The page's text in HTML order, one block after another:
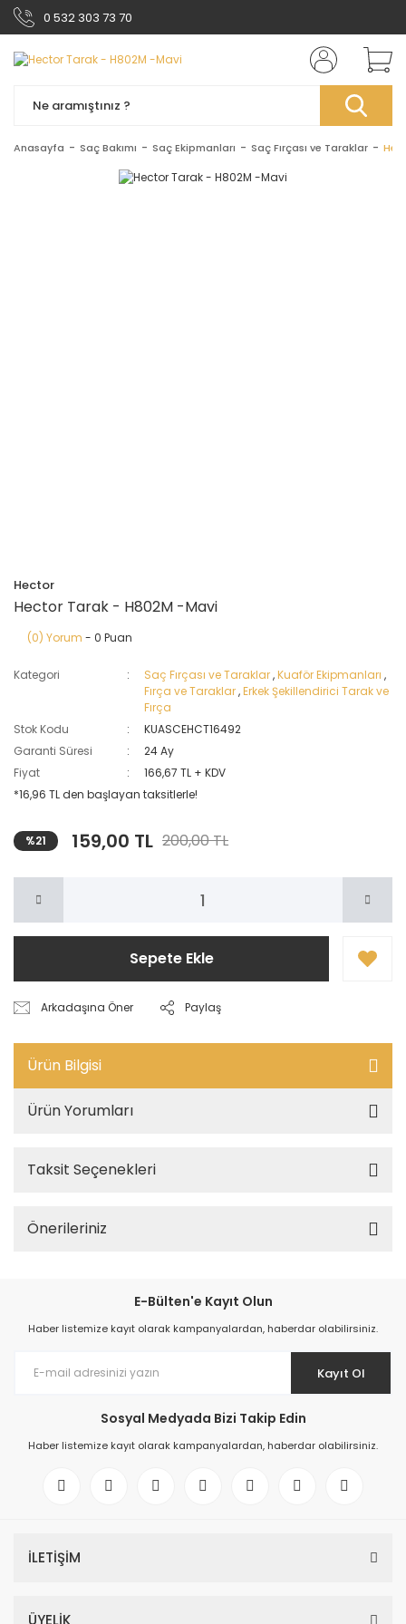
0 532 303 73 70
Anasayfa Saç Bakımı Saç Ekipmanları Saç Fırçası ve Taraklar
Hector
Hector Tarak - H802M -Mavi
(0) Yorum - 0 Puan
Kategori Saç Fırçası ve Taraklar,Kuaför Ekipmanları ,
Fırça ve Taraklar,Erkek Şekillendirici Tarak ve
Fırça
Stok Kodu
KUASCEHCT16492
Garanti Süresi
24 Ay
Fiyat
166,67 TL + KDV
*16,96 TL den başlayan taksitlerle!
%21 159,00 TL 200,00 TL
Sepete Ekle
Arkadaşına Öner Paylaş
Ürün Bilgisi
Ürün Yorumları
Taksit Seçenekleri
Önerileriniz
E-Bülten'e Kayıt Olun
Haber listemize kayıt olarak kampanyalardan, haberdar olabilirsiniz.
Kayıt Ol
Sosyal Medyada Bizi Takip Edin
Haber listemize kayıt olarak kampanyalardan, haberdar olabilirsiniz.
İLETİŞİM
ÜYELİK